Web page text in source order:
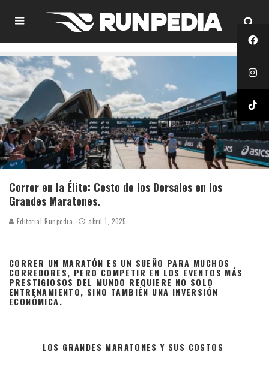
Correr en la Élite: Costo de los Dorsales en los
Grandes Maratones.
Editorial Runpedia abril 1, 2025
CORRER UN MARATÓN ES UN SUEÑO PARA MUCHOS
CORREDORES, PERO COMPETIR EN LOS EVENTOS MÁS
PRESTIGIOSOS DEL MUNDO REQUIERE NO SOLO
ENTRENAMIENTO, SINO TAMBIÉN UNA INVERSIÓN
ECONÓMICA.
LOS GRANDES MARATONES Y SUS COSTOS